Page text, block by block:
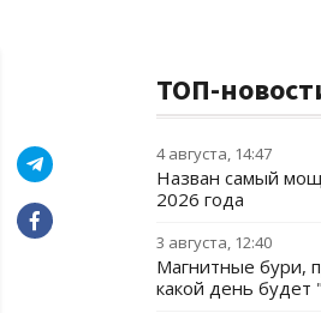
ТОП-
4 августа, 14:47
Назван самый
2026 года
3 августа, 12:40
Магнитные бури,
какой день будет